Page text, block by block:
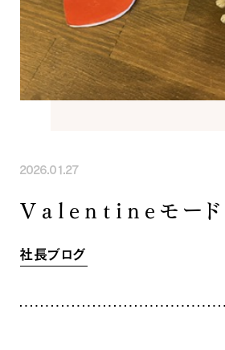
コンセプト
はじ
5つの約束
標準
家づくりの流れ
施
暮らしのブック
リノ
イベント情報
スタッフブログ
家づくり相談会
採用情報
Tel. 0120-
2026.01.27
Valentineモード
社長ブログ